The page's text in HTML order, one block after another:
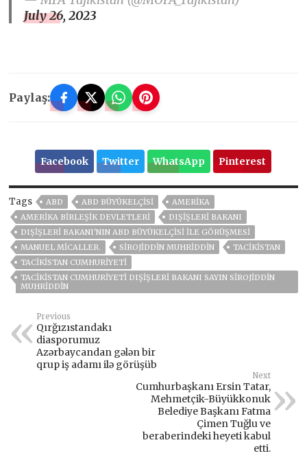
July 26, 2023
Paylaş:
Facebook Twitter WhatsApp Pinterest
Tags ABD ABD BÜYÜKELÇISI
AMERIKA
AMERIKA BIRLEŞIK DEVLETLERI
DIŞIŞLERI BAKANI
DIŞIŞLERI BAKANI'NIN ABD BÜYÜKELÇISI ILE GÖRÜŞMESI
MANUEL MICALLER.
SIROJIDDIN MUHRIDDIN
TACİKİSTAN
TACIKISTAN CUMHURIYETI
TACIKISTAN CUMHURIYETI DIŞIŞLERI BAKANI SAYIN SIROJIDDIN
MUHRIDDIN
Previous
Qırğızıstandakı
diasporumuz
Azərbaycandan gələn bir
qrup iş adamı ilə görüşüb
Next
Cumhurbaşkanı Ersin Tatar,
Mehmetçik-Büyükkonuk
Belediye Başkanı Fatma
Çimen Tuğlu ve
beraberindeki heyeti kabul
etti.